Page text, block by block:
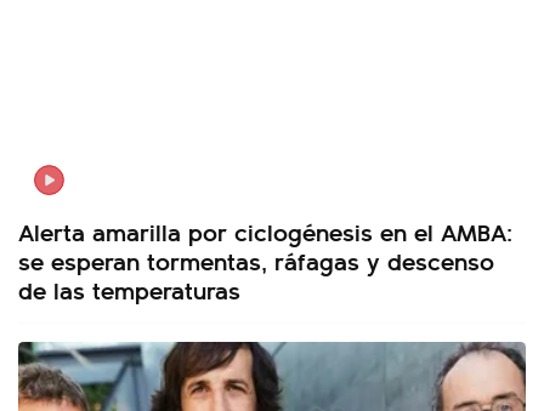
Alerta amarilla por ciclogénesis en el AMBA:
se esperan tormentas, ráfagas y descenso
de las temperaturas